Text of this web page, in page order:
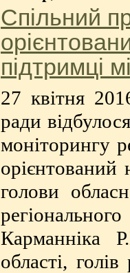
Спільний
підтримці
27 квітня
ради
моніторингу
голови
Карманніка
області,